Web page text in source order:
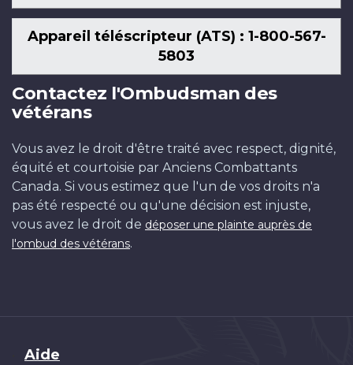
Appareil téléscripteur (ATS) : 1-800-567-
5803
Contactez l'Ombudsman des
vétérans
Vous avez le droit d'être traité avec respect, dignité,
équité et courtoisie par Anciens Combattants
Canada. Si vous estimez que l'un de vos droits n'a
pas été respecté ou qu'une décision est injuste,
vous avez le droit de déposer une plainte auprès de
l'ombud des vétérans.
Brand
Aide